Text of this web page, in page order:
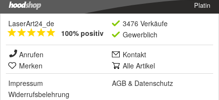
Platin
LaserArt24_de
100% positiv
3476 Verkäufe
Gewerblich
Anrufen
Kontakt
Merken
Alle Artikel
Impressum
AGB & Datenschutz
Widerrufsbelehrung